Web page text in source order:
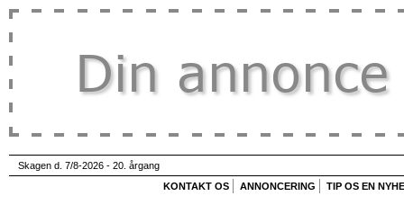
Skagen d. 7/8-2026 - 20. årgang
KONTAKT OS
ANNONCERING TIP OS EN